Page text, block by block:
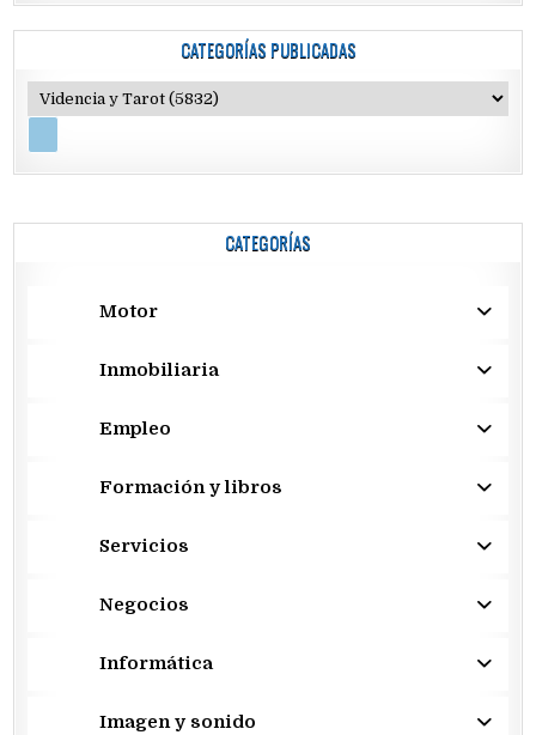
CATEGORÍAS PUBLICADAS
CATEGORÍAS
Motor
Inmobiliaria
Empleo
Formación y libros
Servicios
Negocios
Informática
Imagen y sonido